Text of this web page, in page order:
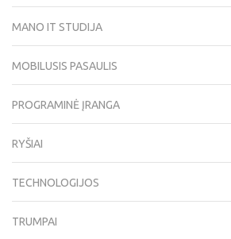
MANO IT STUDIJA
MOBILUSIS PASAULIS
PROGRAMINĖ ĮRANGA
RYŠIAI
TECHNOLOGIJOS
TRUMPAI